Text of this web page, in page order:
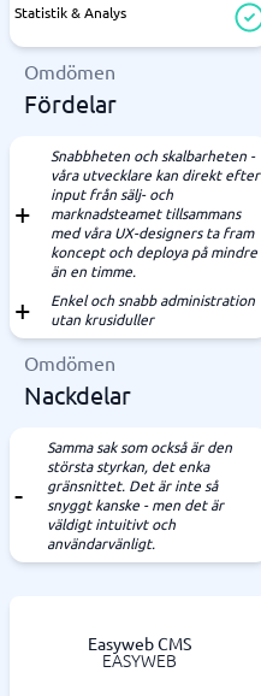
Statistik & Analys
Omdömen
Fördelar
Snabbheten och skalbarheten -
våra utvecklare kan direkt efter
input från sälj- och
marknadsteamet tillsammans
med våra UX-designers ta fram
koncept och deploya på mindre
än en timme.
Enkel och snabb administration
utan krusiduller
Omdömen
Nackdelar
Samma sak som också är den
största styrkan, det enka
gränsnittet. Det är inte så
snyggt kanske - men det är
väldigt intuitivt och
användarvänligt.
Easyweb CMS
EASYWEB